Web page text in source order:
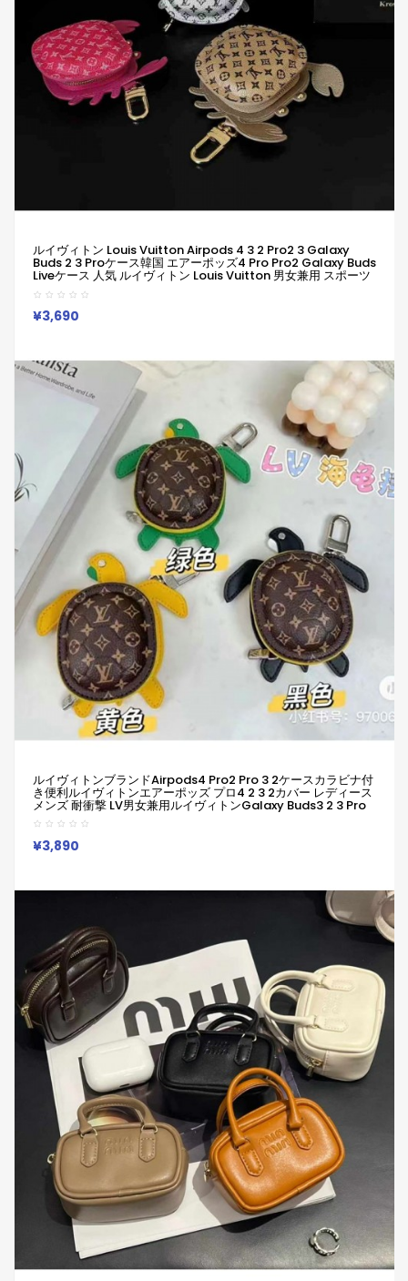
ルイヴィトン Louis Vuitton Airpods 4 3 2 Pro2 3 Galaxy
Buds 2 3 Proケース韓国 エアーポッズ4 Pro Pro2 Galaxy Buds
Liveケース 人気 ルイヴィトン Louis Vuitton 男女兼用 スポーツ
風 送料無料 激安 ファッション ルイヴィトン Louis Vuitton ブラ
ンドairpods4 3/2/1 Pro2 Galaxy Buds 3 Pro 2ケースメンズ
レデイーズ
¥3,690
ルイヴィトンブランドairpods4 Pro2 Pro 3 2ケースカラビナ付
き便利ルイヴィトンエアーポッズ プロ4 2 3 2カバー レディース
メンズ 耐衝撃 LV男女兼用ルイヴィトンGalaxy Buds3 2 3 Pro
ケースエアーポッズ プロ 2 Airpods 2 3 4ケースカメ
¥3,890